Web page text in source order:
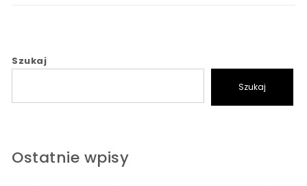
Szukaj
Szukaj
Ostatnie wpisy